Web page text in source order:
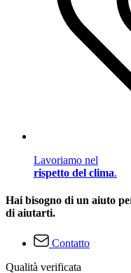
Lavoriamo nel
rispetto del clima.
Hai bisogno di un aiuto
di aiutarti.
Contatto
Qualità verificata